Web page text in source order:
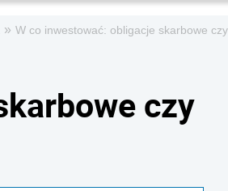
» W co inwestować: obligacje skarbowe
czy